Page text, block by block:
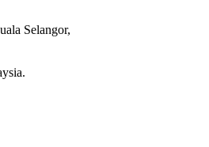
Selangor,